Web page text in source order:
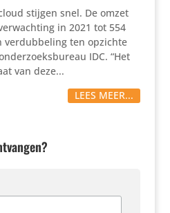
stijgen snel. De omzet
in 2021 tot 554
verdub­be­ling ten opzichte
IDC. “Het
van deze...
LEES MEER...